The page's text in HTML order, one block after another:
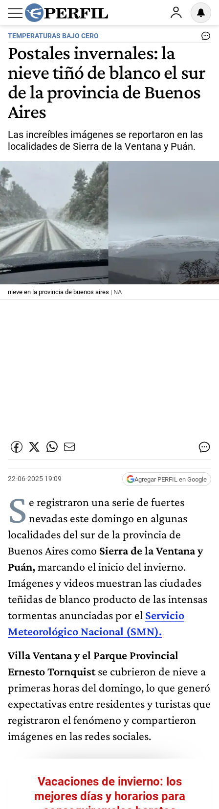
TEMPERATURAS BAJO CERO
Postales invernales: la
nieve tiñó de blanco el sur
de la provincia de Buenos
Aires
Las increíbles imágenes se reportaron en las
localidades de Sierra de la Ventana y Puán.
nieve en la provincia de buenos aires | NA
22-06-2025 19:09 Agregar PERFIL en Google
S e registraron una serie de fuertes
nevadas este domingo en algunas
localidades del sur de la provincia de
Buenos Aires como Sierra de la Ventana y
Puán,marcando el inicio del invierno.
Imágenes y videos muestran las ciudades
teñidas de blanco producto de las intensas
tormentas anunciadas por el Servicio
Meteorológico Nacional (SMN).
Villa Ventana y el Parque Provincial
Ernesto Tornquistse cubrieron de nieve a
primeras horas del domingo, lo que generó
expectativas entre residentes y turistas que
registraron el fenómeno y compartieron
imágenes en las redes sociales.
Vacaciones de invierno: los
mejores días y horarios para